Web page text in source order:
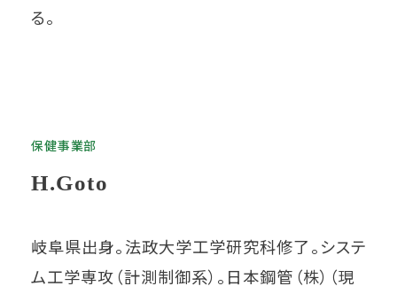
る。
保健事業部
H.Goto
岐阜県出身。法政大学工学研究科修了。システ
ム工学専攻（計測制御系）。日本鋼管（株）（現